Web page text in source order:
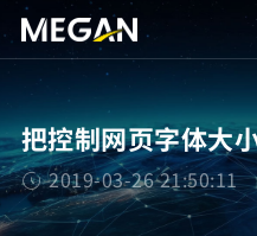
把控制网页字体大
2019-03-26 21:50:11